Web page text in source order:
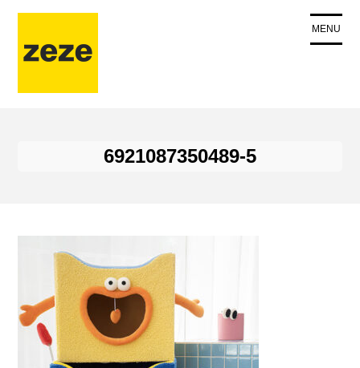
MENU
6921087350489-5